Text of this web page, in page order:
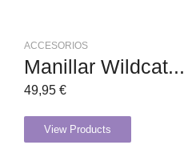
ACCESORIOS
Manillar Wildcat...
49,95 €
View Products